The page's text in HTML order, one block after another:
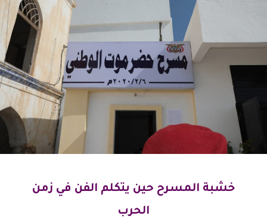
خشبة المسرح حين يتكلم الفن في زمن
الحرب